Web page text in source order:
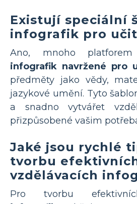
Existují speciální
infografik pro
Ano, mnoho
infografik navržené pro
předměty jako vědy,
jazykové umění. Tyto
a snadno vytvářet
přizpůsobené vašim
Jaké jsou rychlé
tvorbu
vzdělávacích
Pro tvorbu